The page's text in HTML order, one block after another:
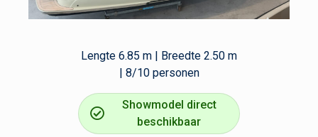
Lengte 6.85 m | Breedte 2.50 m
| 8/10 personen
Showmodel direct
beschikbaar